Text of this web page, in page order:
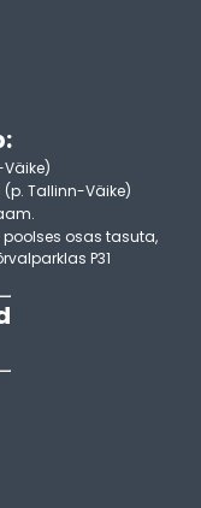
(p. Tallinn-Väike)
osas tasuta,
P31